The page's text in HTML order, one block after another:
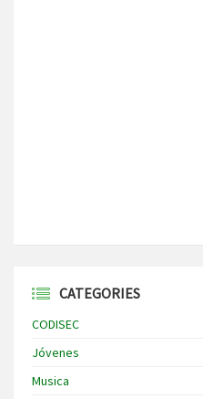
CATEGORIES
CODISEC
Jóvenes
Musica